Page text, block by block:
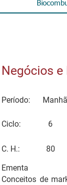
Negócios
Período: Manhã
Ciclo: 6
C. H.:
80
Ementa
Conceitos de